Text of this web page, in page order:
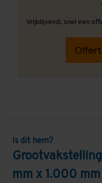
Vrijblijvend, snel een
Is dit hem?
mm x 1.000